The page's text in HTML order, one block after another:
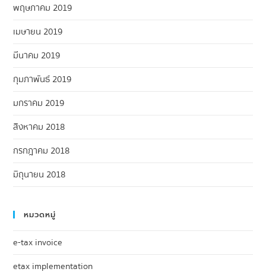
พฤษภาคม 2019
เมษายน 2019
มีนาคม 2019
กุมภาพันธ์ 2019
มกราคม 2019
สิงหาคม 2018
กรกฎาคม 2018
มิถุนายน 2018
หมวดหมู่
e-tax invoice
etax implementation